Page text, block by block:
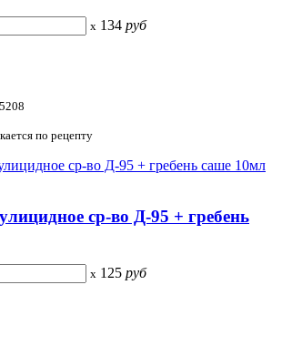
x 134 руб
по рецепту
ср-во Д-95 + гребень
x 125 руб